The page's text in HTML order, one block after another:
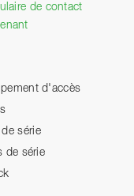
de contact
d'accès
série
de série